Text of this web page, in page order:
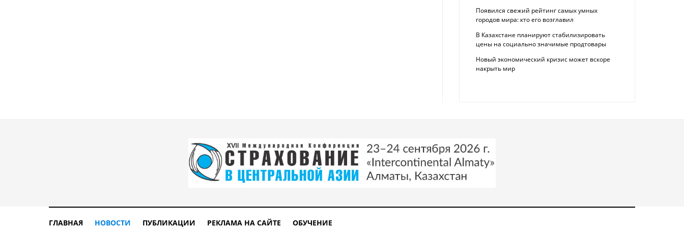
Появился свежий рейтинг самых умных
городов мира: кто его возглавил
В Казахстане планируют стабилизировать
цены на социально значимые продтовары
Новый экономический кризис может вскоре
накрыть мир
ГЛАВНАЯ НОВОСТИ ПУБЛИКАЦИИ РЕКЛАМА НА САЙТЕ ОБУЧЕНИЕ